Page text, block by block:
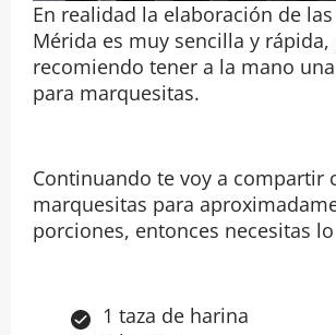
En realidad la elaboración de
Mérida es muy sencilla y rápida,
recomiendo tener a la mano
para marquesitas.
Continuando te voy a compartir
marquesitas para
porciones, entonces necesitas
1 taza de harina